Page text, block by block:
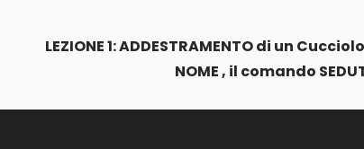
LEZIONE 1: ADDESTRAMENTO di un
NOME , il comando